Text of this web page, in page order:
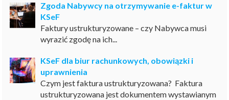
Zgoda Nabywcy na otrzymywanie e-faktur w
KSeF
Faktury ustrukturyzowane – czy Nabywca musi
wyrazić zgodę na ich...
KSeF dla biur rachunkowych, obowiązki i
uprawnienia
Czym jest faktura ustrukturyzowana? Faktura
ustrukturyzowana jest dokumentem wystawianym